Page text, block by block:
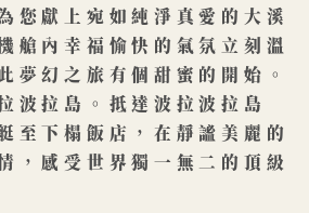
您獻上宛如純淨真愛的大溪
艙內幸福愉快的氣氛立刻溫
夢幻之旅有個甜蜜的開始。
波拉島。抵達波拉波拉島
至下榻飯店，在​靜謐美麗的
，感受世界獨一無二的頂級